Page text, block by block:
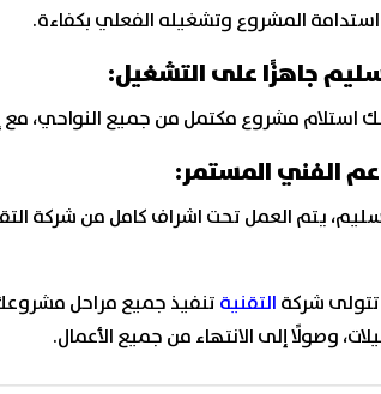
المشروع وتشغيله الفعلي بكفاءة.
استلام مشروع مكتمل من جميع النواحي، مع
شركة التقنية تنفيذ جميع مراحل مشروعك
وصولًا إلى الانتهاء من جميع الأعمال.